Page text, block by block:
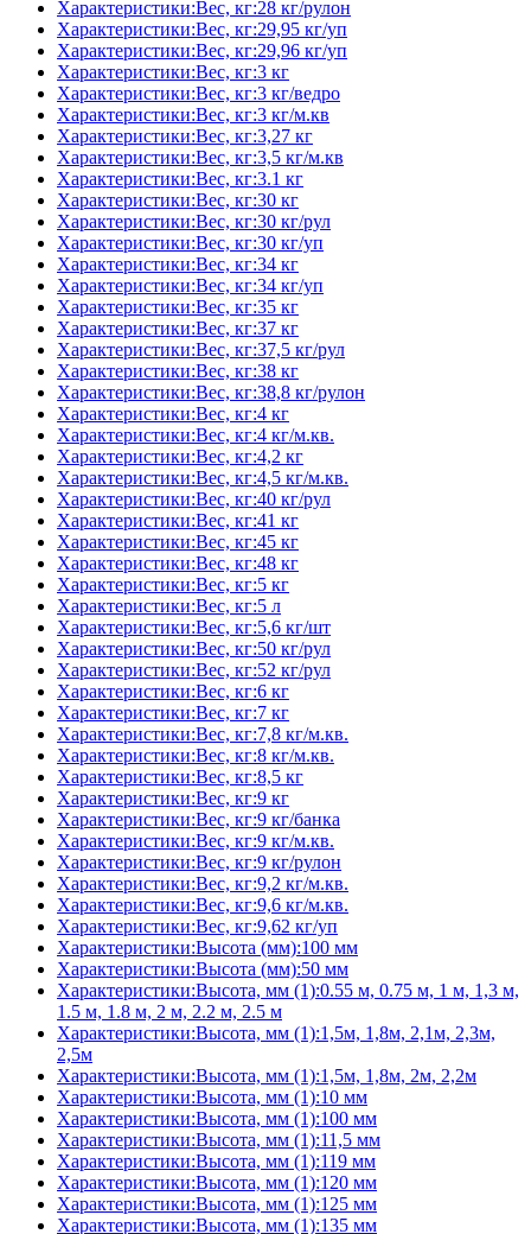
Характеристики:Вес, кг:28 кг/рулон
Характеристики:Вес, кг:29,95 кг/уп
Характеристики:Вес, кг:29,96 кг/уп
Характеристики:Вес, кг:3 кг
Характеристики:Вес, кг:3 кг/ведро
Характеристики:Вес, кг:3 кг/м.кв
Характеристики:Вес, кг:3,27 кг
Характеристики:Вес, кг:3,5 кг/м.кв
Характеристики:Вес, кг:3.1 кг
Характеристики:Вес, кг:30 кг
Характеристики:Вес, кг:30 кг/рул
Характеристики:Вес, кг:30 кг/уп
Характеристики:Вес, кг:34 кг
Характеристики:Вес, кг:34 кг/уп
Характеристики:Вес, кг:35 кг
Характеристики:Вес, кг:37 кг
Характеристики:Вес, кг:37,5 кг/рул
Характеристики:Вес, кг:38 кг
Характеристики:Вес, кг:38,8 кг/рулон
Характеристики:Вес, кг:4 кг
Характеристики:Вес, кг:4 кг/м.кв.
Характеристики:Вес, кг:4,2 кг
Характеристики:Вес, кг:4,5 кг/м.кв.
Характеристики:Вес, кг:40 кг/рул
Характеристики:Вес, кг:41 кг
Характеристики:Вес, кг:45 кг
Характеристики:Вес, кг:48 кг
Характеристики:Вес, кг:5 кг
Характеристики:Вес, кг:5 л
Характеристики:Вес, кг:5,6 кг/шт
Характеристики:Вес, кг:50 кг/рул
Характеристики:Вес, кг:52 кг/рул
Характеристики:Вес, кг:6 кг
Характеристики:Вес, кг:7 кг
Характеристики:Вес, кг:7,8 кг/м.кв.
Характеристики:Вес, кг:8 кг/м.кв.
Характеристики:Вес, кг:8,5 кг
Характеристики:Вес, кг:9 кг
Характеристики:Вес, кг:9 кг/банка
Характеристики:Вес, кг:9 кг/м.кв.
Характеристики:Вес, кг:9 кг/рулон
Характеристики:Вес, кг:9,2 кг/м.кв.
Характеристики:Вес, кг:9,6 кг/м.кв.
Характеристики:Вес, кг:9,62 кг/уп
Характеристики:Высота (мм):100 мм
Характеристики:Высота (мм):50 мм
Характеристики:Высота, мм (1):0.55 м, 0.75 м, 1 м, 1,3 м,
1.5 м, 1.8 м, 2 м, 2.2 м, 2.5 м
Характеристики:Высота, мм (1):1,5м, 1,8м, 2,1м, 2,3м,
2,5м
Характеристики:Высота, мм (1):1,5м, 1,8м, 2м, 2,2м
Характеристики:Высота, мм (1):10 мм
Характеристики:Высота, мм (1):100 мм
Характеристики:Высота, мм (1):11,5 мм
Характеристики:Высота, мм (1):119 мм
Характеристики:Высота, мм (1):120 мм
Характеристики:Высота, мм (1):125 мм
Характеристики:Высота, мм (1):135 мм